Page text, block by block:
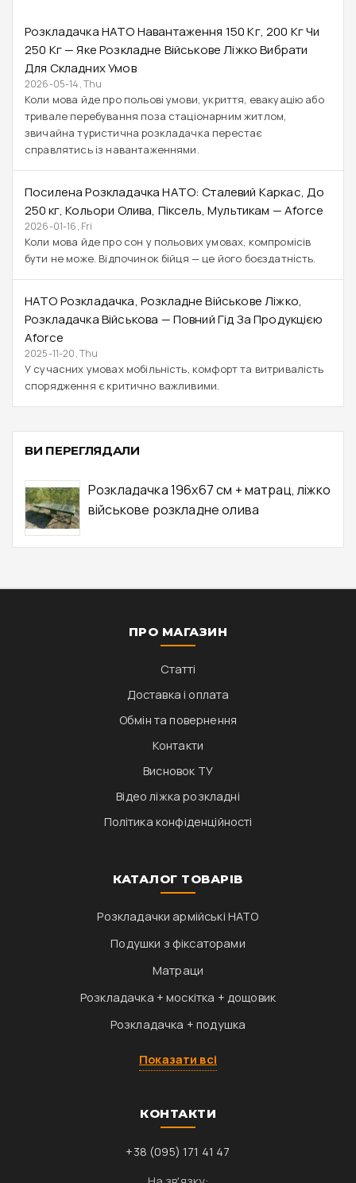
Розкладачка НАТО Навантаження 150 Кг, 200 Кг Чи
250 Кг — Яке Розкладне Військове Ліжко Вибрати
Для Складних Умов
2026-05-14, Thu
Коли мова йде про польові умови, укриття, евакуацію або
тривале перебування поза стаціонарним житлом,
звичайна туристична розкладачка перестає
справлятись із навантаженнями.
Посилена Розкладачка НАТО: Сталевий Каркас, До
250 Кг, Кольори Олива, Піксель, Мультикам — Aforce
2026-01-16, Fri
Коли мова йде про сон у польових умовах, компромісів
бути не може. Відпочинок бійця — це його боєздатність.
НАТО Розкладачка, Розкладне Військове Ліжко,
Розкладачка Військова — Повний Гід За Продукцією
Aforce
2025-11-20, Thu
У сучасних умовах мобільність, комфорт та витривалість
спорядження є критично важливими.
ВИ ПЕРЕГЛЯДАЛИ
Розкладачка 196x67 см + матрац, ліжко
військове розкладне олива
ПРО МАГАЗИН
Статті
Доставка і оплата
Обмін та повернення
Контакти
Висновок ТУ
Відео ліжка розкладні
Політика конфіденційності
КАТАЛОГ ТОВАРІВ
Розкладачки армійські НАТО
Подушки з фіксаторами
Матраци
Розкладачка + москітка + дощовик
Розкладачка + подушка
Показати всі
КОНТАКТИ
+38 (095) 171 41 47